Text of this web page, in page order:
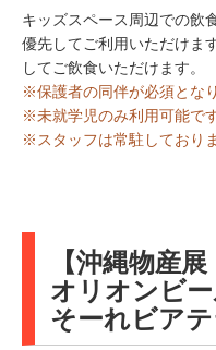
キッズスペース周辺での飲
優先してご利用いただけま
してご飲食いただけます。
※保護者の同伴が必須とな
※未就学児のみ利用可能で
※スタッフは常駐しており
【沖縄物産
オリオンビ
そーれビアテ